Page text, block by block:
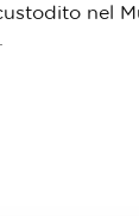
nel